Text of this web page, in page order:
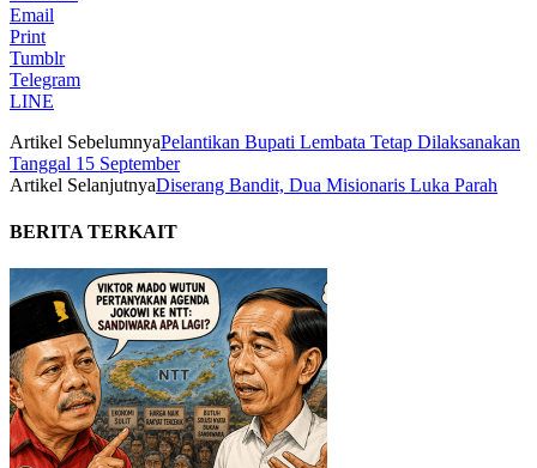
Email
Print
Tumblr
Telegram
LINE
Artikel SebelumnyaPelantikan Bupati Lembata Tetap Dilaksanakan
Tanggal 15 September
Artikel SelanjutnyaDiserang Bandit, Dua Misionaris Luka Parah
BERITA TERKAIT